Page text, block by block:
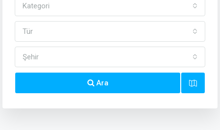
Kategori
Tür
Şehir
Ara